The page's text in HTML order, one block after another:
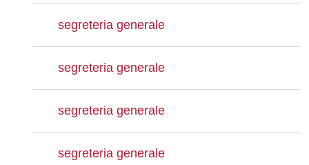
segreteria generale
segreteria generale
segreteria generale
segreteria generale